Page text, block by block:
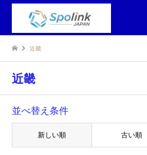
近畿
近畿
並べ替え条件
新しい順 古い順